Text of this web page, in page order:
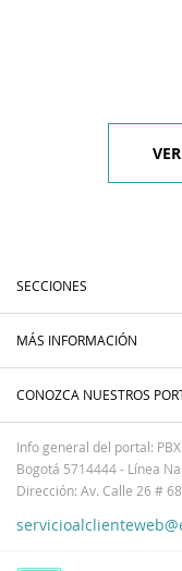
SECCIONES
MÁS INFORMACIÓN
CONOZCA NUESTROS
Info general del portal:
Bogotá 5714444 - Línea
Dirección: Av. Calle 26 #